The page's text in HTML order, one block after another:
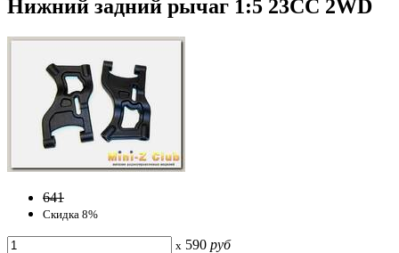
Нижний задний рычаг 1:5 23CC 2WD
641
Скидка 8%
x 590 руб